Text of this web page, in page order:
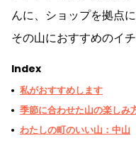
んに、ショップを拠点
その山におすすめのイ
Index
私がおすすめします
季節に合わせた山の楽しみ
わたしの町のいい山：中山